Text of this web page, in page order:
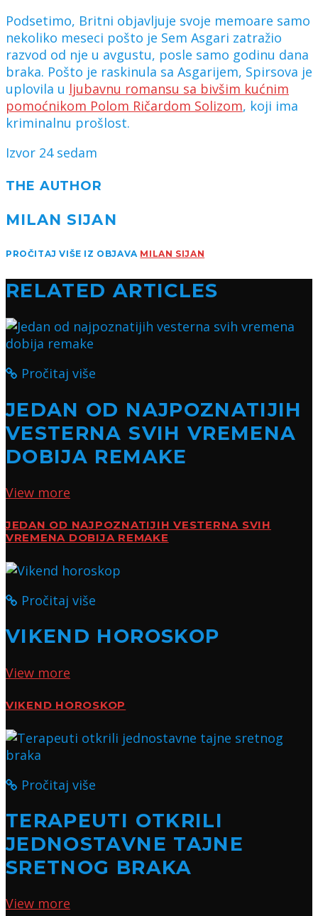
Podsetimo, Britni objavljuje svoje memoare samo
nekoliko meseci pošto je Sem Asgari zatražio
razvod od nje u avgustu, posle samo godinu dana
braka. Pošto je raskinula sa Asgarijem, Spirsova je
uplovila u ljubavnu romansu sa bivšim kućnim
pomoćnikom Polom Ričardom Solizom, koji ima
kriminalnu prošlost.
Izvor 24 sedam
THE AUTHOR
MILAN SIJAN
PROČITAJ VIŠE IZ OBJAVA MILAN SIJAN
RELATED ARTICLES
Pročitaj više
JEDAN OD NAJPOZNATIJIH
VESTERNA SVIH VREMENA
DOBIJA REMAKE
View more
JEDAN OD NAJPOZNATIJIH VESTERNA SVIH
VREMENA DOBIJA REMAKE
Pročitaj više
VIKEND HOROSKOP
View more
VIKEND HOROSKOP
Pročitaj više
TERAPEUTI OTKRILI
JEDNOSTAVNE TAJNE
SRETNOG BRAKA
View more